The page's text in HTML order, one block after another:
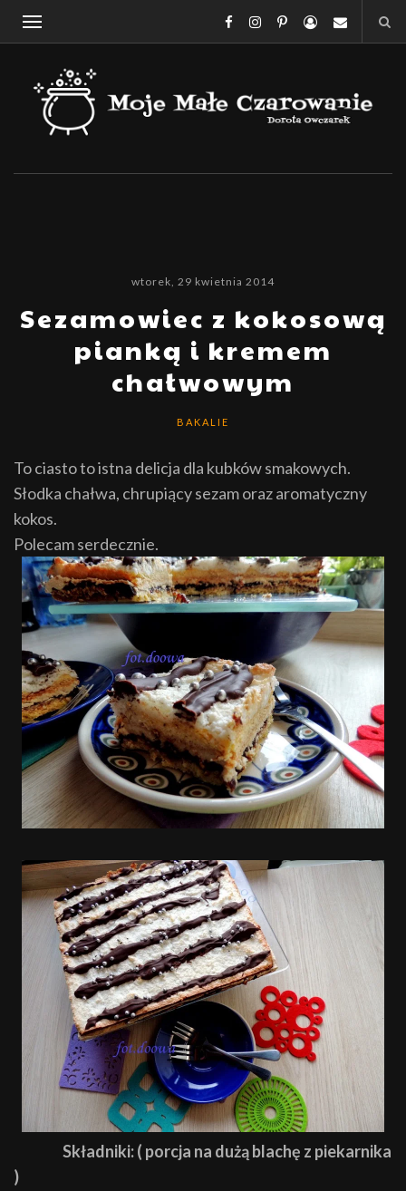
wtorek, 29 kwietnia 2014
Sezamowiec z kokosową
pianką i kremem
chałwowym
BAKALIE
To ciasto to istna delicja dla kubków smakowych.
Słodka chałwa, chrupiący sezam oraz aromatyczny
kokos.
Polecam serdecznie.
Składniki: ( porcja na dużą blachę z piekarnika
)